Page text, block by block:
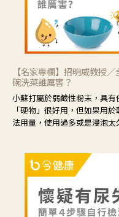
【名家專欄】招明威教授
碗洗菜誰厲害？
小蘇打屬於弱鹼性粉末，具
「硬物」很好用，但如果用
法用量，使用過多或是浸泡